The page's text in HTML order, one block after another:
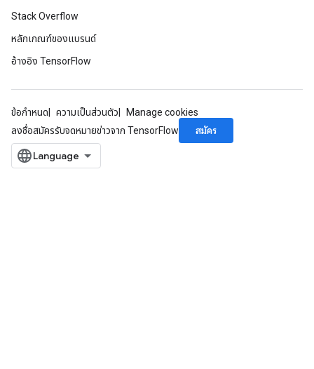
Stack Overflow
หลักเกณฑ์ของแบรนด์
อ้างอิง TensorFlow
ข้อกำหนด ความเป็นส่วนตัว
Manage cookies
ลงชื่อสมัครรับจดหมายข่าวจาก TensorFlow
สมัคร